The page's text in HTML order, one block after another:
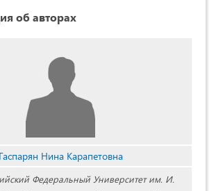
об авторах
Гаспарян Нина Карапетовна
Федеральный Университет им. И.